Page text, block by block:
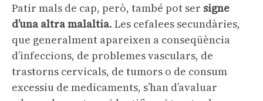
Patir mals de cap, però, també pot ser signe
d’una altra malaltia. Les cefalees secundàries,
que generalment apareixen a conseqüència
d’infeccions, de problemes vasculars, de
trastorns cervicals, de tumors o de consum
excessiu de medicaments, s’han d’avaluar